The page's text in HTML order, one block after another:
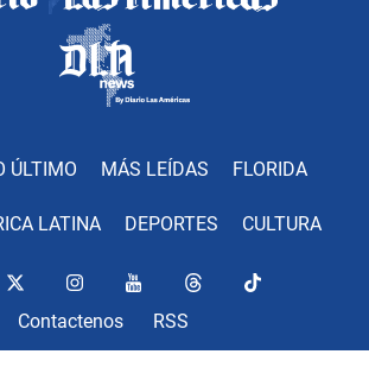
ÚLTIMO MÁS LEÍDAS FLORIDA
LATINA DEPORTES CULTURA
Contactenos RSS